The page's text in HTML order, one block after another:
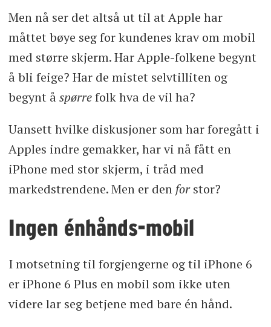
Men nå ser det altså ut til at Apple har
måttet bøye seg for kundenes krav om mobil
med større skjerm. Har Apple-folkene begynt
å bli feige? Har de mistet selvtilliten og
begynt å spørrefolk hva de vil ha?
Uansett hvilke diskusjoner som har foregått i
Apples indre gemakker, har vi nå fått en
iPhone med stor skjerm, i tråd med
markedstrendene. Men er den forstor?
Ingen énhånds-mobil
I motsetning til forgjengerne og til iPhone 6
er iPhone 6 Plus en mobil som ikke uten
videre lar seg betjene med bare én hånd.